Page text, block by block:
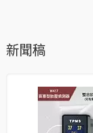
新聞稿